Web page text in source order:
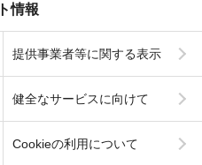
情報
提供事業者等に関する表示
健全なサービスに向けて
Cookieの利用について